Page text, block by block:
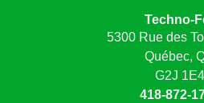
Techno-
5300 Rue des
Québec,
G2J 1E4
418-872-